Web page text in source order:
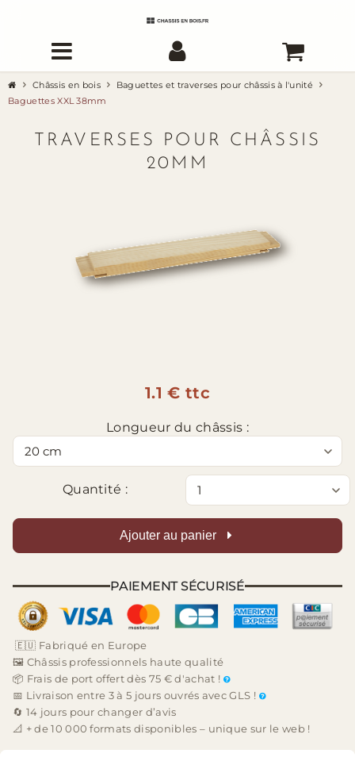
Châssis en bois
Baguettes et traverses pour châssis à l'unité
Baguettes XXL 38mm
TRAVERSES POUR CHÂSSIS
20MM
1.1 € ttc
Longueur du châssis :
Quantité :
Ajouter au panier
PAIEMENT SÉCURISÉ
🇪🇺 Fabriqué en Europe
🖼️ Châssis professionnels haute qualité
📦 Frais de port offert dès 75 € d'achat !
📅 Livraison entre 3 à 5 jours ouvrés avec GLS !
🔄 14 jours pour changer d’avis
📐 + de 10 000 formats disponibles – unique sur le web !